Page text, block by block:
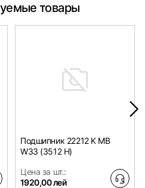
товары
Подшипник 22212 K MB
W33 (3512 H)
Цена за шт.:
1920,00 лей